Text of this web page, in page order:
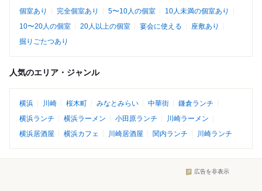
個室あり 完全個室あり 5〜10人の個室
10人未満の個室あり
10〜20人の個室
20人以上の個室 宴会に使える
座敷あり
掘りごたつあり
人気のエリア・ジャンル
横浜 川崎 桜木町 みなとみらい 中華街
鎌倉ランチ
横浜ランチ
横浜ラーメン 小田原ランチ
川崎ラーメン
横浜居酒屋
横浜カフェ 川崎居酒屋 関内ランチ 川崎ランチ
広告を非表示